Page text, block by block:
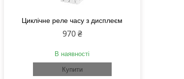
Циклічне реле часу з дисплеєм
970 ₴
В наявності
Купити